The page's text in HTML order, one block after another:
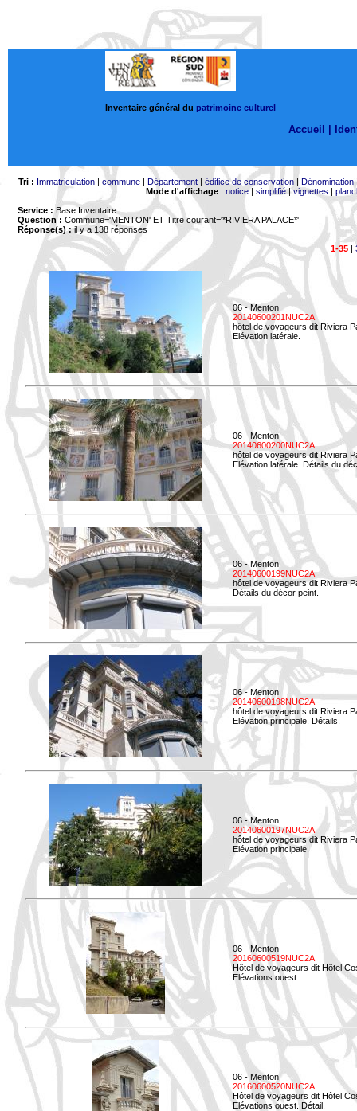
Inventaire général du patrimoine culturel
Accueil |
Tri : Immatriculation| commune| Département| édifice de conservation| Dénomination
Mode d'affichage: notice| simplifié|vignettes |
Service : Base Inventaire
Question : Commune='MENTON' ET Titre courant='*RIVIERA PALACE*'
Réponse(s) :il y a 138 réponses
1-35|
06 - Menton
20140600201NUC2A
hôtel de voyageurs dit Riviera
Elévation latérale.
06 - Menton
20140600200NUC2A
hôtel de voyageurs dit Riviera
Elévation latérale. Détails du
06 - Menton
20140600199NUC2A
hôtel de voyageurs dit Riviera
Détails du décor peint.
06 - Menton
20140600198NUC2A
hôtel de voyageurs dit Riviera
Elévation principale. Détails.
06 - Menton
20140600197NUC2A
hôtel de voyageurs dit Riviera
Elévation principale.
06 - Menton
20160600519NUC2A
Hôtel de voyageurs dit Hôtel
Elévations ouest.
06 - Menton
20160600520NUC2A
Hôtel de voyageurs dit Hôtel
Elévations ouest. Détail.